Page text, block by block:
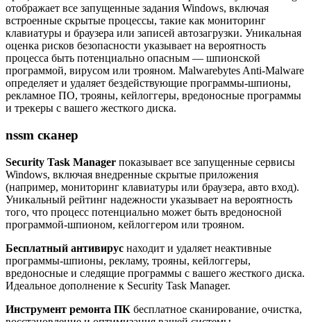
отображает все запущенные задания Windows, включая
встроенные скрытые процессы, такие как мониторинг
клавиатуры и браузера или записей автозагрузки. Уникальная
оценка рисков безопасности указывает на вероятность
процесса быть потенциально опасным — шпионской
программой, вирусом или трояном. Malwarebytes Anti-Malware
определяет и удаляет бездействующие программы-шпионы,
рекламное ПО, трояны, кейлоггеры, вредоносные программы
и трекеры с вашего жесткого диска.
nssm сканер
Security Task Manager показывает все запущенные сервисы
Windows, включая внедренные скрытые приложения
(например, мониторинг клавиатуры или браузера, авто вход).
Уникальный рейтинг надежности указывает на вероятность
того, что процесс потенциально может быть вредоносной
программой-шпионом, кейлоггером или трояном.
Бесплатный aнтивирус находит и удаляет неактивные
программы-шпионы, рекламу, трояны, кейлоггеры,
вредоносные и следящие программы с вашего жесткого диска.
Идеальное дополнение к Security Task Manager.
Инструмент ремонта ПК бесплатное сканирование, очистка,